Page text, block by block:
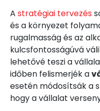
A stratégiai tervezés
és a környezet
rugalmasság és az
kulcsfontosságúvá
lehetővé teszi a
időben felismerjék a
esetén módosítsák a
hogy a vállalat